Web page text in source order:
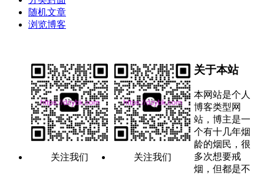
随机文章
浏览博客
关注我们 关注我们
关于本站
本网站是个人
博客类型网
站，博主是一
个有十几年烟
龄的烟民，很
多次想要戒
烟，但都是不